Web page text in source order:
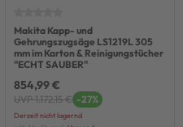
Makita Kapp- und
Gehrungszugsäge LS1219L 305
mm im Karton & Reinigungstücher
"ECHT SAUBER"
854,99 €
UVP 1.172,15 € -27%
Derzeit nicht lagernd